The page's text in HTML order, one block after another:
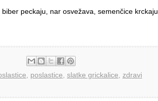
peckaju, nar osvežava, semenčice krckaju,
poslastice slatke grickalice
zdravi